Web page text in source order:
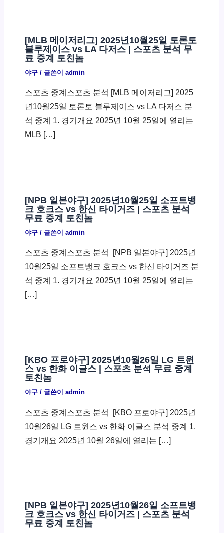
[MLB 메이저리그] 2025년10월25일 토론토
블루제이스 vs LA 다저스 | 스포츠 분석 무
료 중계 토친놈
야구/ 글쓴이 admin
스포츠 중계스포츠 분석 [MLB 메이저리그] 2025
년10월25일 토론토 블루제이스 vs LA 다저스 분
석 중계 1. 경기개요 2025년 10월 25일에 열리는
MLB […]
[NPB 일본야구] 2025년10월25일 소프트뱅
크 호크스 vs 한신 타이거즈 | 스포츠 분석
무료 중계 토친놈
야구/ 글쓴이 admin
스포츠 중계스포츠 분석 ​ [NPB 일본야구] 2025년
10월25일 소프트뱅크 호크스 vs 한신 타이거즈 분
석 중계 1. 경기개요 2025년 10월 25일에 열리는
[…]
[KBO 프로야구] 2025년10월26일 LG 트윈
스 vs 한화 이글스 | 스포츠 분석 무료 중계
토친놈
야구/ 글쓴이 admin
스포츠 중계스포츠 분석 ​ [KBO 프로야구] 2025년
10월26일 LG 트윈스 vs 한화 이글스 분석 중계 1.
경기개요 2025년 10월 26일에 열리는 […]
[NPB 일본야구] 2025년10월26일 소프트뱅
크 호크스 vs 한신 타이거즈 | 스포츠 분석
무료 중계 토친놈